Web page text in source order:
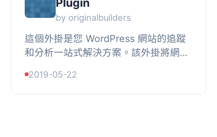
Plugin
by originalbuilders
這個外掛是您 WordPress 網站的追蹤
和分析一站式解決方案。該外掛將網站
庫中並以易讀方式顯示。
2019-05-22